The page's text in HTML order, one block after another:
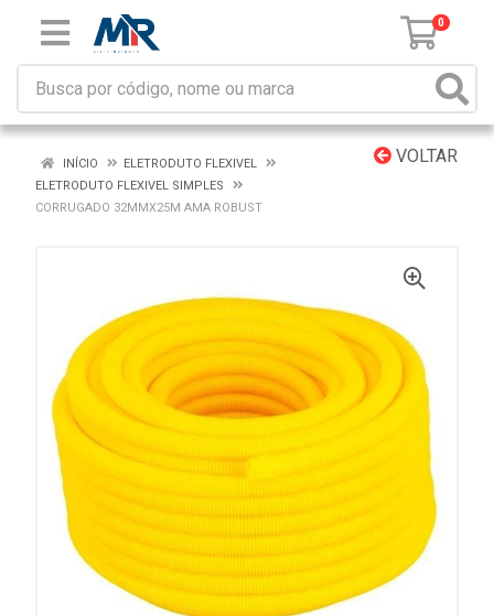
0
VOLTAR
INÍCIO
ELETRODUTO FLEXIVEL
ELETRODUTO FLEXIVEL SIMPLES
CORRUGADO 32MMX25M AMA ROBUST